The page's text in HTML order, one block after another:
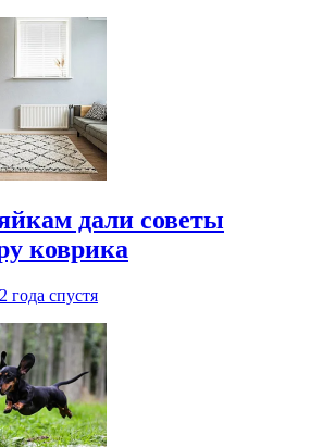
дали советы
коврика
2 года спустя